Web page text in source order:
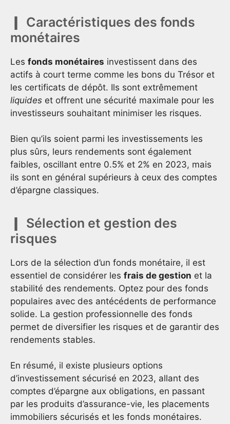
Caractéristiques des fonds
monétaires
Les fonds monétaires investissent dans des
actifs à court terme comme les bons du Trésor et
les certificats de dépôt. Ils sont extrêmement
liquides et offrent une sécurité maximale pour les
investisseurs souhaitant minimiser les risques.
Bien qu’ils soient parmi les investissements les
plus sûrs, leurs rendements sont également
faibles, oscillant entre 0.5% et 2% en 2023, mais
ils sont en général supérieurs à ceux des comptes
d’épargne classiques.
Sélection et gestion des
risques
Lors de la sélection d’un fonds monétaire, il est
essentiel de considérer les frais de gestion et la
stabilité des rendements. Optez pour des fonds
populaires avec des antécédents de performance
solide. La gestion professionnelle des fonds
permet de diversifier les risques et de garantir des
rendements stables.
En résumé, il existe plusieurs options
d’investissement sécurisé en 2023, allant des
comptes d’épargne aux obligations, en passant
par les produits d’assurance-vie, les placements
immobiliers sécurisés et les fonds monétaires.